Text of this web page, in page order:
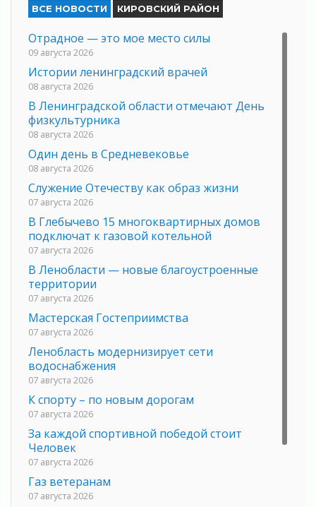
ВСЕ НОВОСТИ КИРОВСКИЙ РАЙОН
Отрадное — это мое место силы
09 августа 2026
Истории ленинградский врачей
08 августа 2026
В Ленинградской области отмечают День
физкультурника
08 августа 2026
Один день в Средневековье
08 августа 2026
Служение Отечеству как образ жизни
07 августа 2026
В Глебычево 15 многоквартирных домов
подключат к газовой котельной
07 августа 2026
В Ленобласти — новые благоустроенные
территории
07 августа 2026
Мастерская Гостеприимства
07 августа 2026
Ленобласть модернизирует сети
водоснабжения
07 августа 2026
К спорту – по новым дорогам
07 августа 2026
За каждой спортивной победой стоит
Человек
07 августа 2026
Газ ветеранам
07 августа 2026